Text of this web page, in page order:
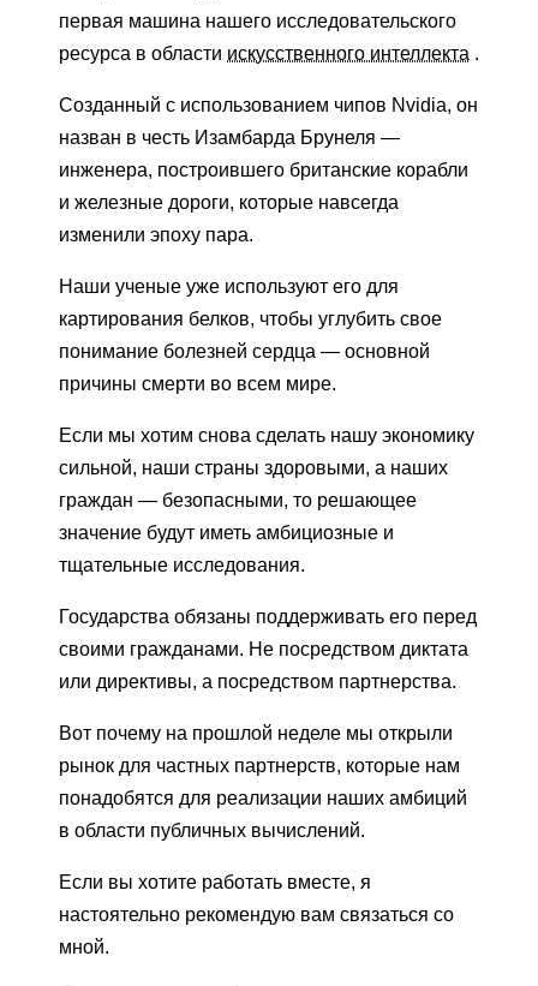
первая машина нашего исследовательского
ресурса в области искусственного интеллекта .
Созданный с использованием чипов Nvidia, он
назван в честь Изамбарда Брунеля —
инженера, построившего британские корабли
и железные дороги, которые навсегда
изменили эпоху пара.
Наши ученые уже используют его для
картирования белков, чтобы углубить свое
понимание болезней сердца — основной
причины смерти во всем мире.
Если мы хотим снова сделать нашу экономику
сильной, наши страны здоровыми, а наших
граждан — безопасными, то решающее
значение будут иметь амбициозные и
тщательные исследования.
Государства обязаны поддерживать его перед
своими гражданами. Не посредством диктата
или директивы, а посредством партнерства.
Вот почему на прошлой неделе мы открыли
рынок для частных партнерств, которые нам
понадобятся для реализации наших амбиций
в области публичных вычислений.
Если вы хотите работать вместе, я
настоятельно рекомендую вам связаться со
мной.